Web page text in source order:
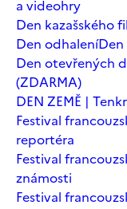
a videohry
Den kazašského
Den odhaleníDen
Den otevřených
(ZDARMA)
DEN ZEMĚ |
Festival
reportéra
Festival
známosti
Festival